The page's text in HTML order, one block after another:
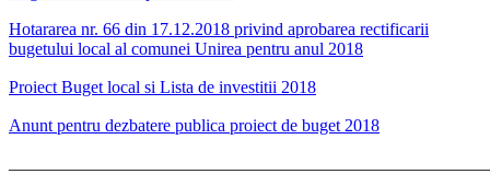
Hotararea nr. 66 din 17.12.2018 privind aprobarea rectificarii
bugetului local al comunei Unirea pentru anul 2018
Proiect Buget local si Lista de investitii 2018
Anunt pentru dezbatere publica proiect de buget 2018